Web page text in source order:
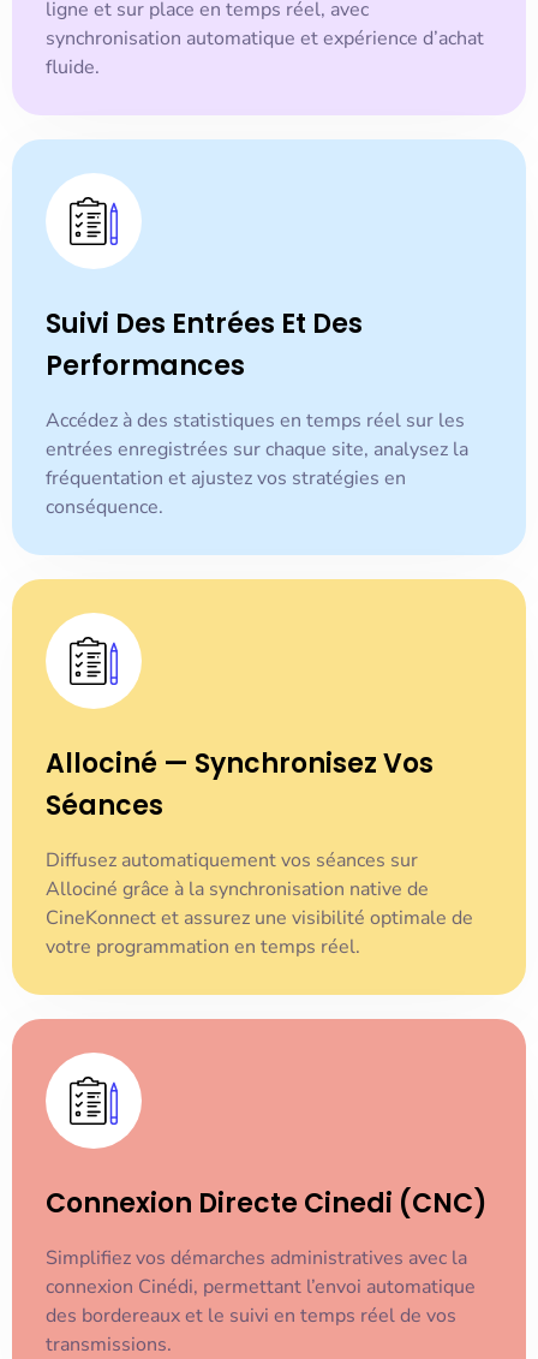
ligne et sur place en temps réel, avec
synchronisation automatique et expérience d’achat
fluide.
Suivi Des Entrées Et Des
Performances
Accédez à des statistiques en temps réel sur les
entrées enregistrées sur chaque site, analysez la
fréquentation et ajustez vos stratégies en
conséquence.
Allociné — Synchronisez Vos
Séances
Diffusez automatiquement vos séances sur
Allociné grâce à la synchronisation native de
CineKonnect et assurez une visibilité optimale de
votre programmation en temps réel.
Connexion Directe Cinedi (CNC)
Simplifiez vos démarches administratives avec la
connexion Cinédi, permettant l’envoi automatique
des bordereaux et le suivi en temps réel de vos
transmissions.